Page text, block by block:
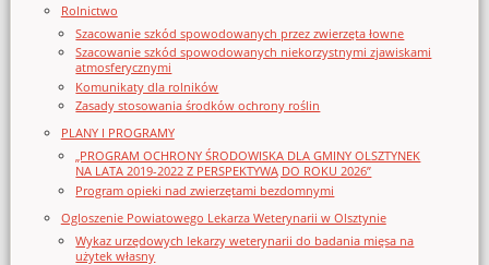
Rolnictwo
Szacowanie szkód spowodowanych przez zwierzęta łowne
Szacowanie szkód spowodowanych niekorzystnymi zjawiskami
atmosferycznymi
Komunikaty dla rolników
Zasady stosowania środków ochrony roślin
PLANY I PROGRAMY
„PROGRAM OCHRONY ŚRODOWISKA DLA GMINY OLSZTYNEK
NA LATA 2019-2022 Z PERSPEKTYWĄ DO ROKU 2026”
Program opieki nad zwierzętami bezdomnymi
Ogloszenie Powiatowego Lekarza Weterynarii w Olsztynie
Wykaz urzędowych lekarzy weterynarii do badania mięsa na
użytek własny